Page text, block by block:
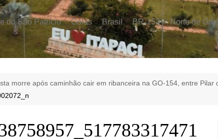
do São Patrício Goiás Brasil BR-153 Norte de
morre após caminhão cair em ribanceira na GO-154, entre Pilar